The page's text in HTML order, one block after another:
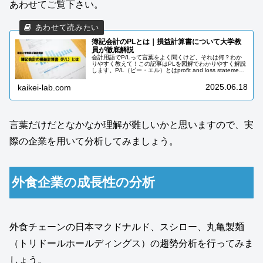
あわせてご覧下さい。
簿記会計のPLとは｜損益計算書について大学教
員が徹底解説
会計用語でP/Lって言葉をよく聞くけど、それは何？わか
りやすく教えて！この記事はPLを図解でわかりやすく解説
します。P/L（ピー・エル）とはprofit and loss statement
kaikei-lab.com 2025.06.18
言葉だけだとなかなか理解が難しいかと思いますので、実
際の企業を用いて分析してみましょう。
外食企業の成長性の分析
外食チェーンの日本マクドナルド、スシロー、丸亀製麺
（トリドールホールディングス）の趨勢分析を行ってみま
しょう。